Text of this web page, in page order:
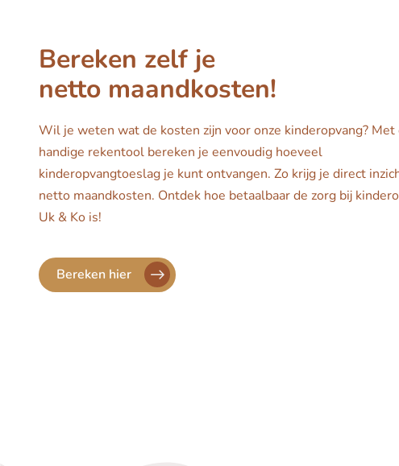
Bereken zelf je
netto maandkosten!
Wil je weten wat de kosten zijn voor onze kinderopvang? Met
handige rekentool bereken je eenvoudig hoeveel
kinderopvangtoeslag je kunt ontvangen. Zo krijg je direct
netto maandkosten. Ontdek hoe betaalbaar de zorg bij
Uk & Ko is!
Bereken hier